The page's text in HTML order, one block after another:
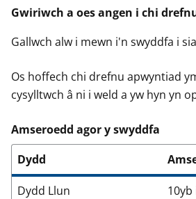
Gwiriwch a oes angen i chi
Gallwch alw i mewn i'n swyddfa i
Os hoffech chi drefnu apwyntiad
cysylltwch â ni i weld a yw hyn yn
Amseroedd agor y swyddfa
Dydd
Dydd Llun
10yb